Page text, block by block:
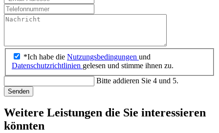
*Ich habe die Nutzungsbedingungen und
Datenschutzrichtlinien gelesen und stimme ihnen zu.
Bitte addieren Sie 4 und 5.
Senden
Weitere Leistungen die Sie interessieren
könnten